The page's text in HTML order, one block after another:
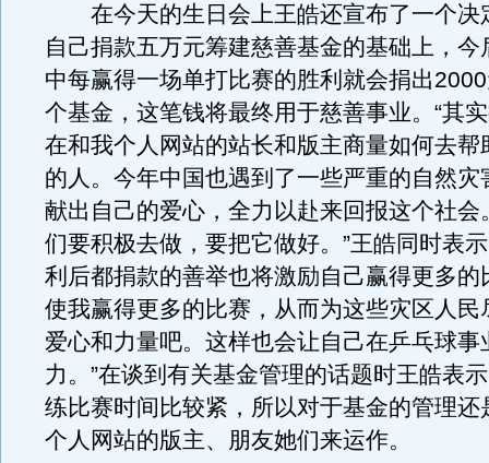
在今天的生日会上王皓还宣布了一个决
自己捐款五万元筹建慈善基金的基础上，今
中每赢得一场单打比赛的胜利就会捐出
个基金，这笔钱将最终用于慈善事业。“其
在和我个人网站的站长和版主商量如何去帮
的人。今年中国也遇到了一些严重的自然灾
献出自己的爱心，全力以赴来回报这个社会
们要积极去做，要把它做好。”王皓同时表
利后都捐款的善举也将激励自己赢得更多的
使我赢得更多的比赛，从而为这些灾区人民
爱心和力量吧。这样也会让自己在乒乓球事
力。”在谈到有关基金管理的话题时王皓表
练比赛时间比较紧，所以对于基金的管理还
个人网站的版主、朋友她们来运作。